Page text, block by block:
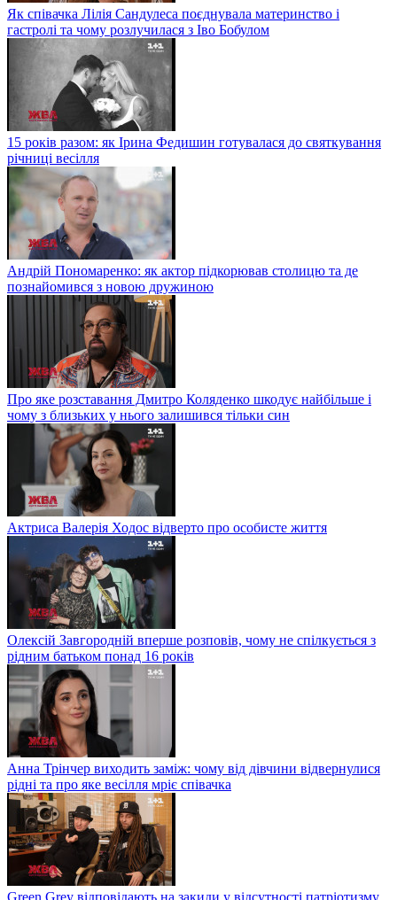
Як співачка Лілія Сандулеса поєднувала материнство і
гастролі та чому розлучилася з Іво Бобулом
15 років разом: як Ірина Федишин готувалася до святкування
річниці весілля
Андрій Пономаренко: як актор підкорював столицю та де
познайомився з новою дружиною
Про яке розставання Дмитро Коляденко шкодує найбільше і
чому з близьких у нього залишився тільки син
Актриса Валерія Ходос відверто про особисте життя
Олексій Завгородній вперше розповів, чому не спілкується з
рідним батьком понад 16 років
Анна Трінчер виходить заміж: чому від дівчини відвернулися
рідні та про яке весілля мріє співачка
Green Grey відповідають на закиди у відсутності патріотизму